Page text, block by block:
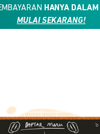
HANYA
MULAI SEKARANG!